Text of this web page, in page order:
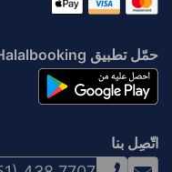
حمّل تطبيق Halalbooking
اتّصِل بنا